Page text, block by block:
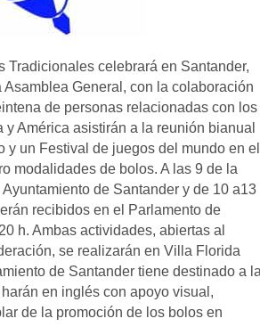
Tradicionales celebrará en Santander,
General, con la colaboración
de personas relacionadas con los
América asistirán a la reunión bianual
un Festival de juegos del mundo en el
modalidades de bolos. A las 9 de la
de Santander y de 10 a13
recibidos en el Parlamento de
h. Ambas actividades, abiertas al
se realizarán en Villa Florida
de Santander tiene destinado a la
en inglés con apoyo visual,
de la promoción de los bolos en